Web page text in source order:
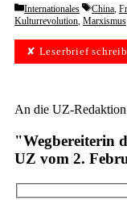
Categories
Internationales Tags
China,
Kulturrevolution, Marxismus
✘ Leserbrief
An die UZ-Redaktion
"Wegbereiterin
UZ vom 2.